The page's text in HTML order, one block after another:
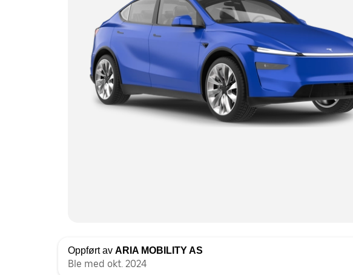
Oppført av ARIA MOBILITY AS
Ble med okt. 2024